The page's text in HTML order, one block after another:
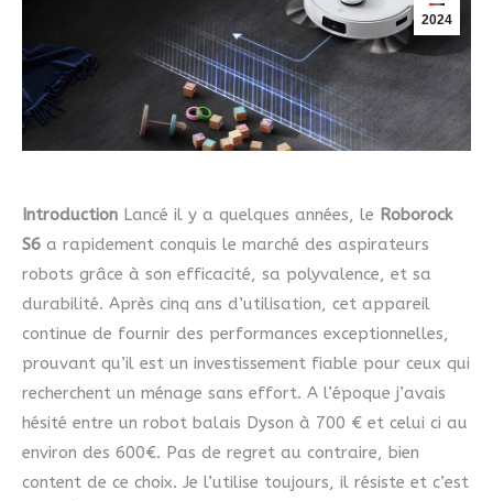
2024
Introduction Lancé il y a quelques années, le Roborock
S6 a rapidement conquis le marché des aspirateurs
robots grâce à son efficacité, sa polyvalence, et sa
durabilité. Après cinq ans d’utilisation, cet appareil
continue de fournir des performances exceptionnelles,
prouvant qu’il est un investissement fiable pour ceux qui
recherchent un ménage sans effort. A l’époque j’avais
hésité entre un robot balais Dyson à 700 € et celui ci au
environ des 600€. Pas de regret au contraire, bien
content de ce choix. Je l’utilise toujours, il résiste et c’est